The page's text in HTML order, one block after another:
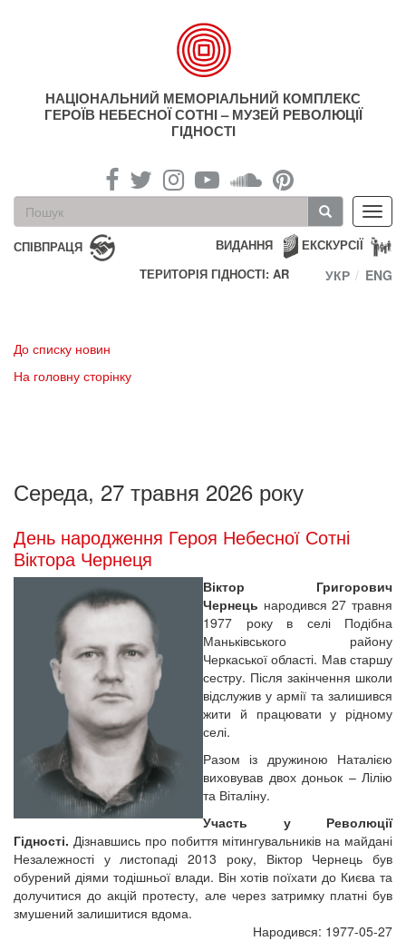
НАЦІОНАЛЬНИЙ МЕМОРІАЛЬНИЙ КОМПЛЕКС
ГЕРОЇВ НЕБЕСНОЇ СОТНІ – МУЗЕЙ РЕВОЛЮЦІЇ
ГІДНОСТІ
Пошукова
форма
Пошук
СПІВПРАЦЯ ЕКСКУРСІЇ
ВИДАННЯ
ТЕРИТОРІЯ ГІДНОСТІ: AR
УКР ENG
До списку новин
На головну сторінку
Середа, 27 травня 2026 року
День народження Героя Небесної Сотні
Віктора Чернеця
Віктор Григорович
Чернець народився 27 травня
1977 року в селі Подібна
Маньківського району
Черкаської області. Мав старшу
сестру. Після закінчення школи
відслужив у армії та залишився
жити й працювати у рідному
селі.
Разом із дружиною Наталією
виховував двох доньок – Лілію
та Віталіну.
Участь у Революції
Гідності. Дізнавшись про побиття мітингувальників на майдані
Незалежності у листопаді 2013 року, Віктор Чернець був
обурений діями тодішньої влади. Він хотів поїхати до Києва та
долучитися до акцій протесту, але через затримку платні був
змушений залишитися вдома.
Народився: 1977-05-27